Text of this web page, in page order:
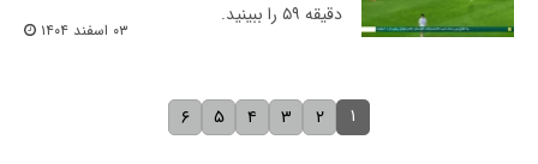
دقیقه ۵۹ را ببینید.
۰۳ اسفند ۱۴۰۴
۱ ۲ ۳ ۴ ۵ ۶